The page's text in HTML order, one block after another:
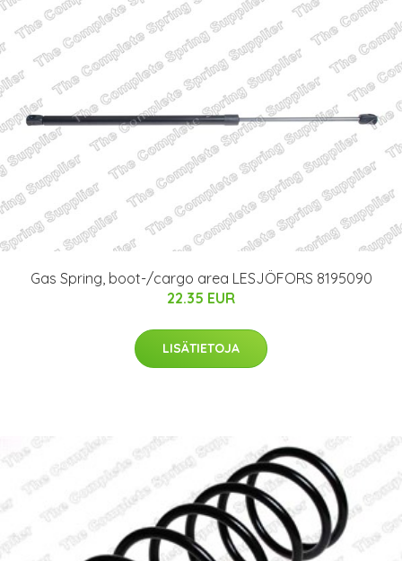
Gas Spring, boot-/cargo area LESJÖFORS 8195090
22.35 EUR
LISÄTIETOJA